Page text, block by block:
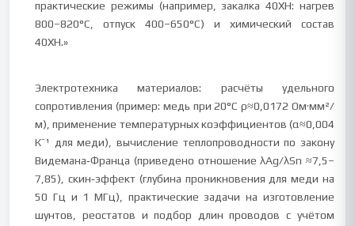
практические режимы (например, закалка 40ХН: нагрев
800–820°С, отпуск 400–650°С) и химический состав
40ХН.»
Электротехника материалов: расчёты удельного
сопротивления (пример: медь при 20°С ρ≈0,0172 Ом·мм²/
м), применение температурных коэффициентов (α≈0,004
К⁻¹ для меди), вычисление теплопроводности по закону
Видемана‑Франца (приведено отношение λAg/λSn ≈7,5–
7,85), скин‑эффект (глубина проникновения для меди на
50 Гц и 1 МГц), практические задачи на изготовление
шунтов, реостатов и подбор длин проводов с учётом